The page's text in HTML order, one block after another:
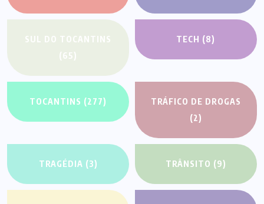
SUL DO TOCANTINS
(65)
TECH (8)
TOCANTINS (277)
TRÁFICO DE DROGAS
(2)
TRAGÉDIA (3) TRÂNSITO (9)